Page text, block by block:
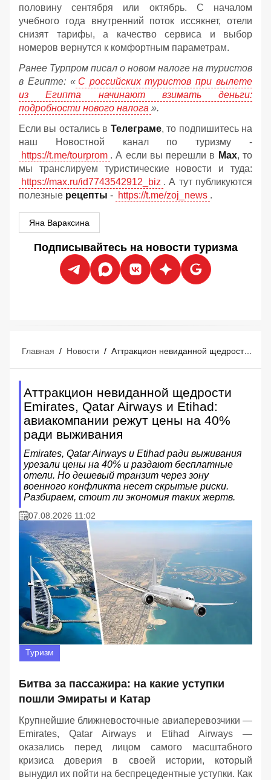
половину сентября или октябрь. С началом
учебного года внутренний поток иссякнет, отели
снизят тарифы, а качество сервиса и выбор
номеров вернутся к комфортным параметрам.
Ранее Турпром писал о новом налоге на туристов
в Египте:« С российских туристов при вылете
из Египта начинают взимать деньги:
подробности нового налога ».
Если вы остались в Телеграме, то подпишитесь на
наш Новостной канал по туризму -
https://t.me/tourprom . А если вы перешли в Мах, то
мы транслируем туристические новости и туда:
https://max.ru/id7743542912_biz . А тут публикуются
полезные рецепты - https://t.me/zoj_news .
Яна Вараксина
Подписывайтесь на новости туризма
Главная / Новости / Аттракцион невиданной щедрости Emirates, Qatar Airways и Etihad: авиакомпании режут цены на 40% ради выживания
Аттракцион невиданной щедрости
Emirates, Qatar Airways и Etihad:
авиакомпании режут цены на 40%
ради выживания
Emirates, Qatar Airways и Etihad ради выживания
урезали цены на 40% и раздают бесплатные
отели. Но дешевый транзит через зону
военного конфликта несет скрытые риски.
Разбираем, стоит ли экономия таких жертв.
07.08.2026 11:02
Туризм
Битва за пассажира: на какие уступки
пошли Эмираты и Катар
Крупнейшие ближневосточные авиаперевозчики —
Emirates, Qatar Airways и Etihad Airways —
оказались перед лицом самого масштабного
кризиса доверия в своей истории, который
вынудил их пойти на беспрецедентные уступки. Как